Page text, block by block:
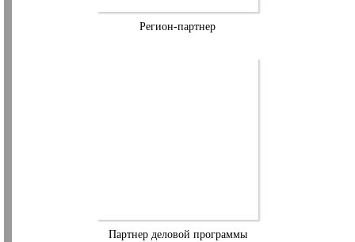
Регион-партнер
Партнер деловой программы